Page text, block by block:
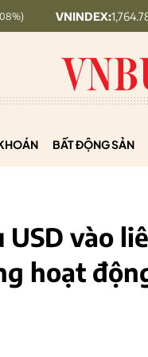
1,764.78 19.87 (1.11%)
BẤT ĐỘNG SẢN
vào
hoạt